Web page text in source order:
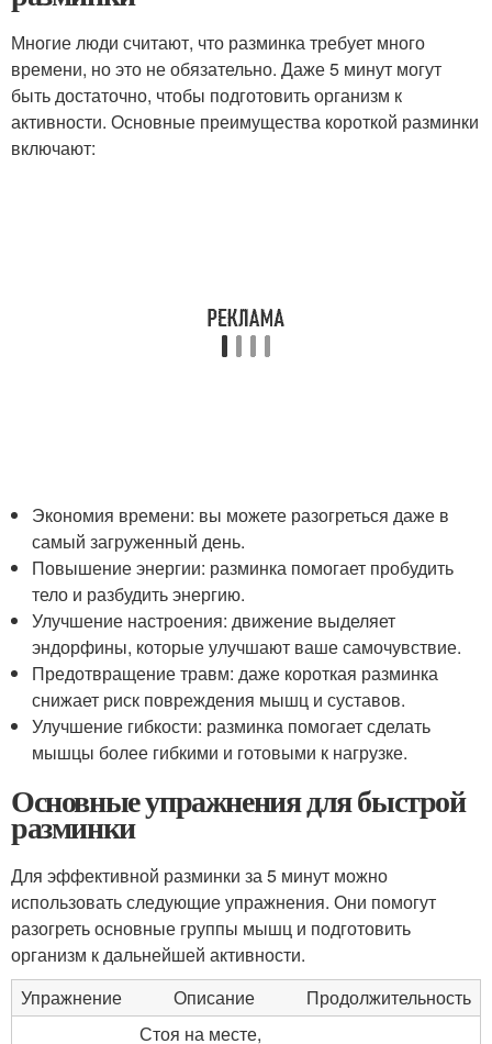
Многие люди считают, что разминка требует много
времени, но это не обязательно. Даже 5 минут могут
быть достаточно, чтобы подготовить организм к
активности. Основные преимущества короткой разминки
включают:
Экономия времени: вы можете разогреться даже в
самый загруженный день.
Повышение энергии: разминка помогает пробудить
тело и разбудить энергию.
Улучшение настроения: движение выделяет
эндорфины, которые улучшают ваше самочувствие.
Предотвращение травм: даже короткая разминка
снижает риск повреждения мышц и суставов.
Улучшение гибкости: разминка помогает сделать
мышцы более гибкими и готовыми к нагрузке.
Основные упражнения для быстрой
разминки
Для эффективной разминки за 5 минут можно
использовать следующие упражнения. Они помогут
разогреть основные группы мышц и подготовить
организм к дальнейшей активности.
Упражнение
Описание Продолжительность
Стоя на месте,